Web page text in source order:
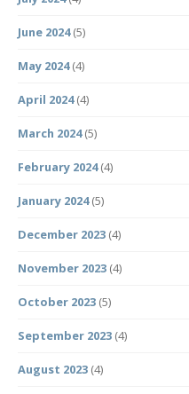
June 2024(5)
May 2024(4)
April 2024(4)
March 2024(5)
February 2024(4)
January 2024(5)
December 2023 (4)
November 2023 (4)
October 2023 (5)
September 2023 (4)
August 2023 (4)